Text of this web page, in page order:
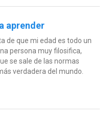
aprender
de que mi edad es todo un
persona muy filosifica,
se sale de las normas
verdadera del mundo.